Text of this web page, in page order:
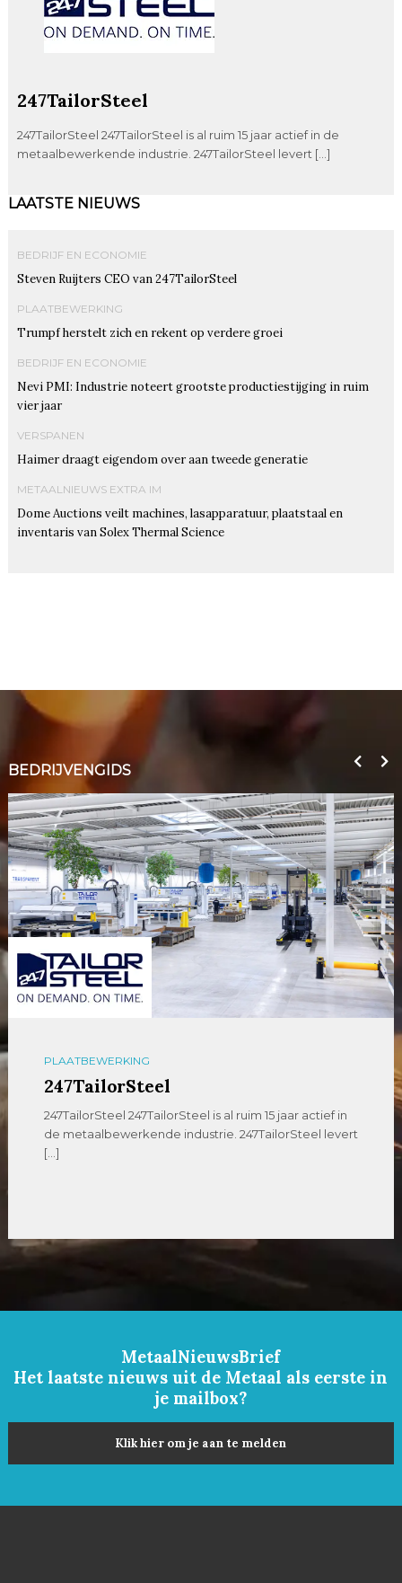
247TailorSteel
247TailorSteel 247TailorSteel is al ruim 15 jaar actief in de
metaalbewerkende industrie. 247TailorSteel levert […]
LAATSTE NIEUWS
BEDRIJF EN ECONOMIE
Steven Ruijters CEO van 247TailorSteel
PLAATBEWERKING
Trumpf herstelt zich en rekent op verdere groei
BEDRIJF EN ECONOMIE
Nevi PMI: Industrie noteert grootste productiestijging in ruim
vier jaar
VERSPANEN
Haimer draagt eigendom over aan tweede generatie
METAALNIEUWS EXTRA IM
Dome Auctions veilt machines, lasapparatuur, plaatstaal en
inventaris van Solex Thermal Science
BEDRIJVENGIDS
PLAATBEWERKING
247TailorSteel
247TailorSteel 247TailorSteel is al ruim 15 jaar actief in
de metaalbewerkende industrie. 247TailorSteel levert
[…]
MetaalNieuwsBrief
Het laatste nieuws uit de Metaal als eerste in
je mailbox?
Klik hier om je aan te melden